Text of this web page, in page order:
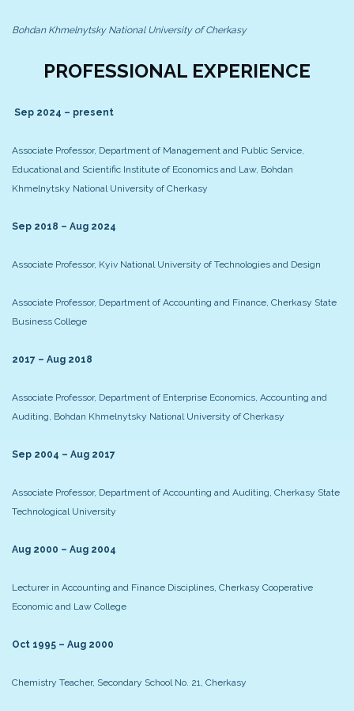
Bohdan Khmelnytsky National University of Cherkasy
PROFESSIONAL EXPERIENCE
Sep 2024 – present
Associate Professor, Department of Management and Public Service,
Educational and Scientific Institute of Economics and Law, Bohdan
Khmelnytsky National University of Cherkasy
Sep 2018 – Aug 2024
Associate Professor, Kyiv National University of Technologies and Design
Associate Professor, Department of Accounting and Finance, Cherkasy State
Business College
2017 – Aug 2018
Associate Professor, Department of Enterprise Economics, Accounting and
Auditing, Bohdan Khmelnytsky National University of Cherkasy
Sep 2004 – Aug 2017
Associate Professor, Department of Accounting and Auditing, Cherkasy State
Technological University
Aug 2000 – Aug 2004
Lecturer in Accounting and Finance Disciplines, Cherkasy Cooperative
Economic and Law College
Oct 1995 – Aug 2000
Chemistry Teacher, Secondary School No. 21, Cherkasy